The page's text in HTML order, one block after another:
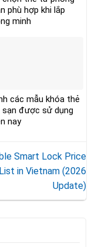
phù hợp khi lắp
minh
các mẫu khóa thẻ
sạn được sử dụng
nay
Smart Lock Price
List in Vietnam (2026
Update)